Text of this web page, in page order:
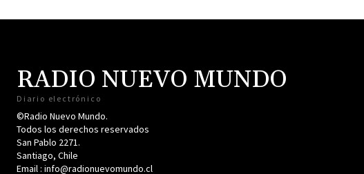
RADIO NUEVO MUNDO
Diario electrónico
©Radio Nuevo Mundo.
Todos los derechos reservados
San Pablo 2271.
Santiago, Chile
Email : info@radionuevomundo.cl